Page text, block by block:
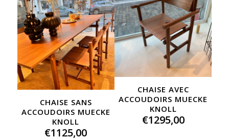
CHAISE SANS
ACCOUDOIRS MUECKE
KNOLL
€1125,00
CHAISE AVEC
ACCOUDOIRS MUECKE
KNOLL
€1295,00